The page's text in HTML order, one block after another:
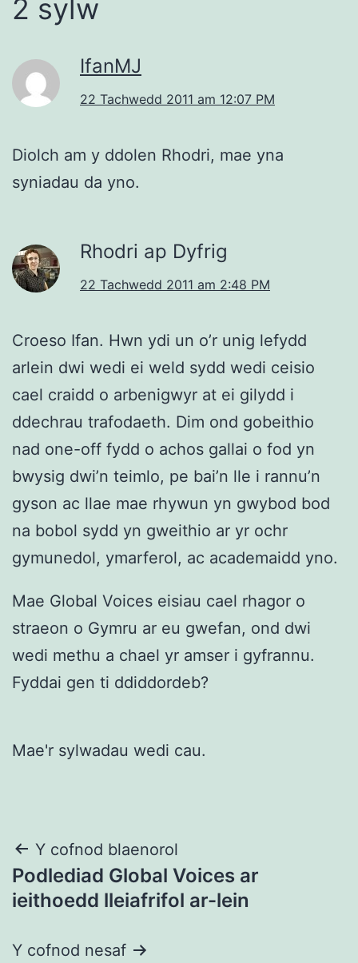
2 sylw
IfanMJ
22 Tachwedd 2011 am 12:07 PM
Diolch am y ddolen Rhodri, mae yna
syniadau da yno.
Rhodri ap Dyfrig
22 Tachwedd 2011 am 2:48 PM
Croeso Ifan. Hwn ydi un o’r unig lefydd
arlein dwi wedi ei weld sydd wedi ceisio
cael craidd o arbenigwyr at ei gilydd i
ddechrau trafodaeth. Dim ond gobeithio
nad one-off fydd o achos gallai o fod yn
bwysig dwi’n teimlo, pe bai’n lle i rannu’n
gyson ac llae mae rhywun yn gwybod bod
na bobol sydd yn gweithio ar yr ochr
gymunedol, ymarferol, ac academaidd yno.
Mae Global Voices eisiau cael rhagor o
straeon o Gymru ar eu gwefan, ond dwi
wedi methu a chael yr amser i gyfrannu.
Fyddai gen ti ddiddordeb?
Mae'r sylwadau wedi cau.
Llywio
cofnod
Y cofnod blaenorol
Podlediad Global Voices ar
ieithoedd lleiafrifol ar-lein
Y cofnod nesaf